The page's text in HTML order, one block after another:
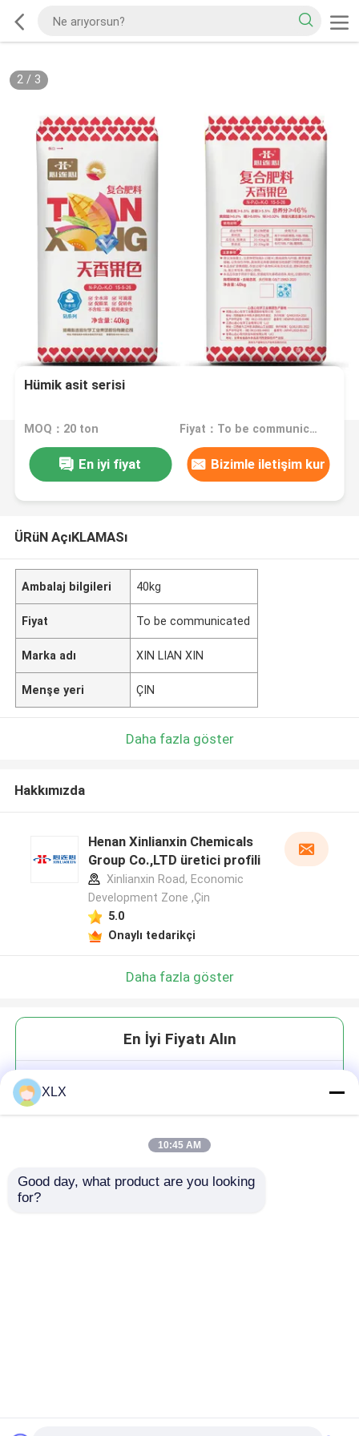
2/ 3
Hümik asit serisi
MOQ：20 ton Fiyat：To be communicated
En iyi fiyat Bizimle iletişim kur
ÜRüN AçıKLAMASı
Ambalaj bilgileri 40kg
Fiyat To be communicated
Marka adı XIN LIAN XIN
Menşe yeri ÇIN
Daha fazla göster
Hakkımızda
Henan Xinlianxin Chemicals
Group Co.,LTD üretici profili
Xinlianxin Road, Economic
Development Zone ,Çin
5.0
Onaylı tedarikçi
Daha fazla göster
En İyi Fiyatı Alın
XLX
10:45 AM
Good day, what product are you looking
for?